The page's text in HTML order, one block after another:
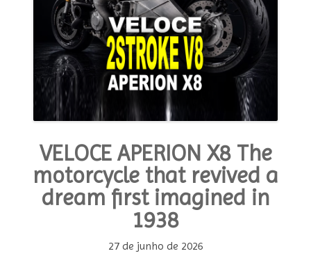
MODA E ESTILO
OPINIÃO
CONTATO
CONCURSO
VELOCE APERION X8 The
motorcycle that revived a
dream first imagined in
1938
27 de junho de 2026